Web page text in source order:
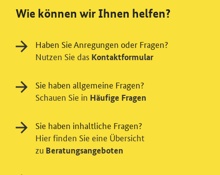
Wie können wir Ihnen helfen?
Haben Sie Anregungen oder Fragen?
Nutzen Sie das Kontaktformular
Sie haben allgemeine Fragen?
Schauen Sie in Häufige Fragen
Sie haben inhaltliche Fragen?
Hier finden Sie eine Übersicht
zu Beratungsangeboten